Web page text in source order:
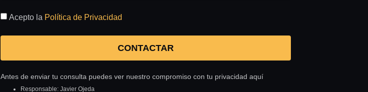
Acepto la Política de Privacidad
CONTACTAR
Antes de enviar tu consulta puedes ver nuestro compromiso con tu privacidad aquí
Responsable: Javier Ojeda